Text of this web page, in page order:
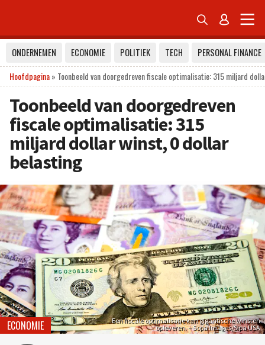
 
ONDERNEMEN ECONOMIE POLITIEK TECH
PERSONAL FINANCE
Hoofdpagina» Toonbeeld van doorgedreven fiscale optimalisatie: 315 miljard
Toonbeeld van doorgedreven
fiscale optimalisatie: 315
miljard dollar winst, 0 dollar
belasting
Een fiscale optimalisatie kan gigantische winsten
opleveren. – Sopa Images/Sipa USA
ECONOMIE